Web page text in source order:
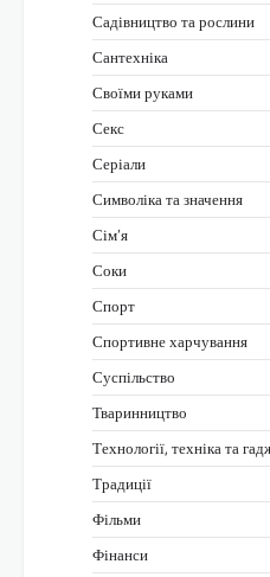
Садівництво та рослини
Сантехніка
Своїми руками
Секс
Серіали
Символіка та значення
Сім’я
Соки
Спорт
Спортивне харчування
Суспільство
Тваринництво
Технології, техніка та
Традиції
Фільми
Фінанси